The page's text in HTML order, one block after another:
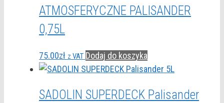
ATMOSFERYCZNE PALISANDER
0,75L
75.00zł z VAT Dodaj do koszyka
SADOLIN SUPERDECK Palisander